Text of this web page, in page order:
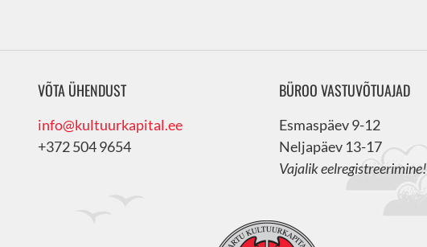
VÕTA ÜHENDUST
info@kultuurkapital.ee
+372 504 9654
BÜROO VASTUVÕTUAJAD
Esmaspäev 9-12
Neljapäev 13-17
Vajalik eelregistreerimine!